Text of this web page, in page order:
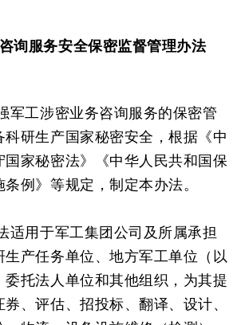
询服务安全保密监督管理办法
工涉密业务咨询服务的保密管
研生产国家秘密安全，根据《中
国家秘密法》《中华人民共和国保
例》等规定，制定本办法。
用于军工集团公司及所属承担
生产任务单位、地方军工单位（以
委托法人单位和其他组织，为其提
、评估、招投标、翻译、设计、